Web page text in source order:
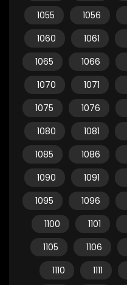
1055
1056
1060
1061
1065
1066
1070
1071
1075
1076
1080
1081
1085
1086
1090
1091
1095
1096
1100
1101
1105
1106
1110
1111